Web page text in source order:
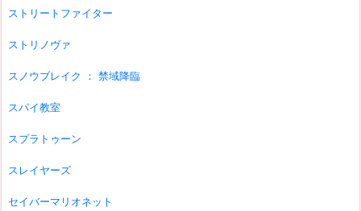
ストリートファイター
ストリノヴァ
スノウブレイク ： 禁域降臨
スパイ教室
スプラトゥーン
スレイヤーズ
セイバーマリオネット